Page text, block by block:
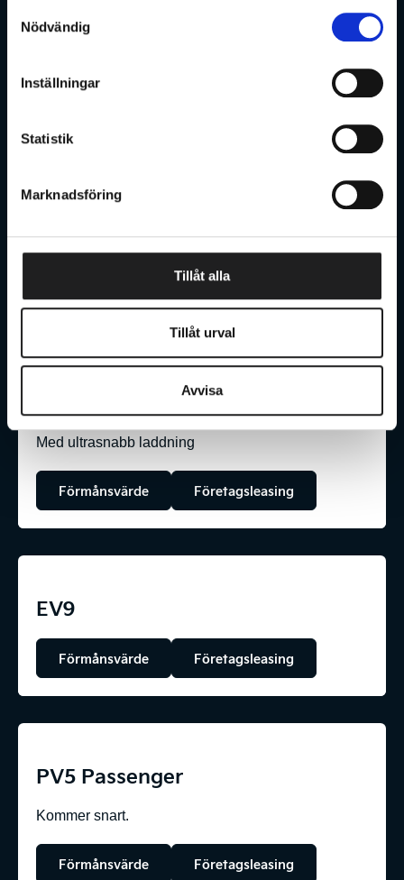
Nödvändig
Inställningar
Statistik
Marknadsföring
Tillåt alla
Tillåt urval
Avvisa
Kommer snart. Praktisk och rymlig. Bekväm och
mångsidig. Intuitiv och säker.
Förmånsvärde
EV6
Utsedd till Årets Bil 2022
Företagsleasing
Med ultrasnabb laddning
Förmånsvärde Företagsleasing
EV9
Förmånsvärde Företagsleasing
PV5 Passenger
Kommer snart.
Förmånsvärde Företagsleasing